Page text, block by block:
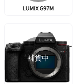
補貨中